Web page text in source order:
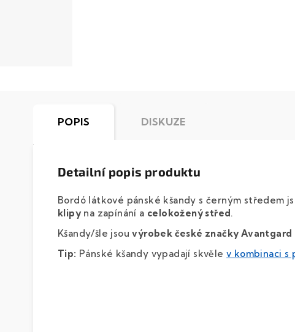
POPIS DISKUZE
Detailní popis produktu
Bordó látkové pánské kšandy s černým středem
klipy na zapínání a celokožený střed.
Kšandy/šle jsouvýrobek české značky Avantgard
Tip: Pánské kšandy vypadají skvěle v kombinaci s